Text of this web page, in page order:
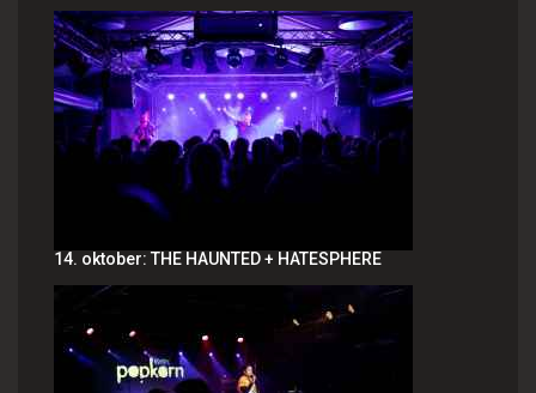
14. oktober: THE HAUNTED + HATESPHERE